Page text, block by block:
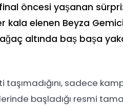
öncesi yaşanan
elenen Beyza
altında baş başa
sadece
başladığı resmi